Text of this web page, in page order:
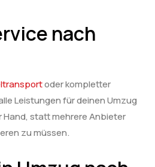
nach
oder kompletter
Leistungen für deinen Umzug
Hand, statt mehrere Anbieter
zu müssen.